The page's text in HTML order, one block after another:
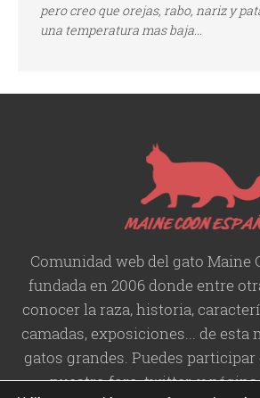
pero creo que orejas, rabo, nariz y
una temperatura mas baja...
Comunidad web del gato Maine
fundada en 2006 donde entre
conocer la raza, historia,
camadas, exposiciones... de esta
gatos grandes. Puedes
nuestro foro, twitter, y página